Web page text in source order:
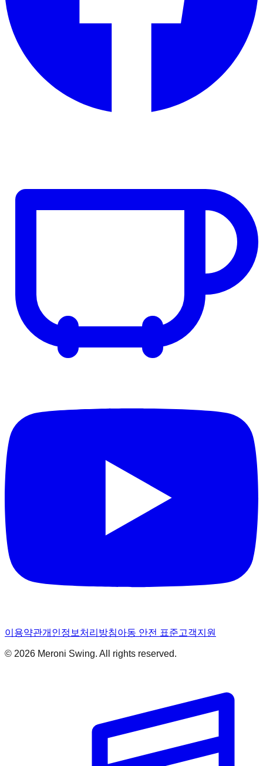
이용약관개인정보처리방침아동 안전 표준고객지원
© 2026 Meroni Swing. All rights reserved.